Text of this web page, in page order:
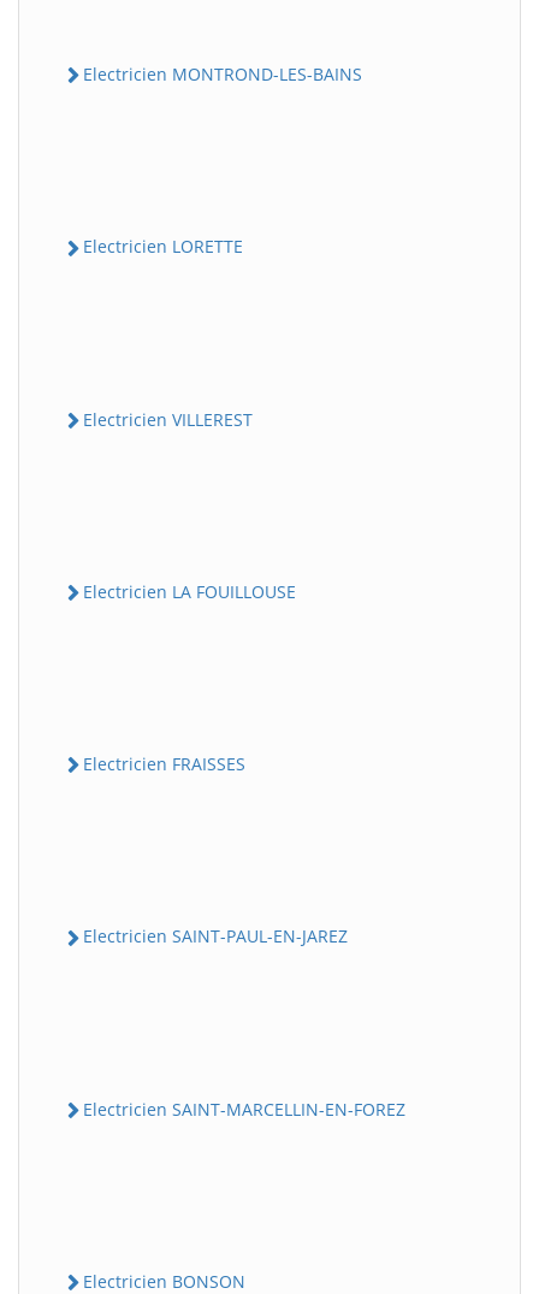
Electricien MONTROND-LES-BAINS
Electricien LORETTE
Electricien VILLEREST
Electricien LA FOUILLOUSE
Electricien FRAISSES
Electricien SAINT-PAUL-EN-JAREZ
Electricien SAINT-MARCELLIN-EN-FOREZ
Electricien BONSON